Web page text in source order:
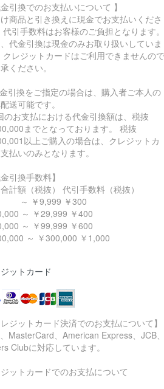
金引換でのお支払いについて 】
商品と引き換えに現金でお支払いくださ
代引手数料はお客様のご負担となります。
代金引換は現金のみお取り扱いしていま
クレジットカードはご利用できませんので
ください。
引換をご指定の場合は、購入者ご本人の
送可能です。
のお支払における代金引換額は、税抜
までとなっております。 税抜
以上ご購入の場合は、クレジットカ
払いのみとなります。
金引換手数料】
計額（税抜） 代引手数料（税抜）
￥9,999 ￥300
～ ￥29,999 ￥400
～ ￥99,999 ￥600
～ ￥300,000 ￥1,000
ットカード
レジットカード決済でのお支払について】
MasterCard、American Express、JCB、
Clubに対応しています。
ットカードでのお支払について